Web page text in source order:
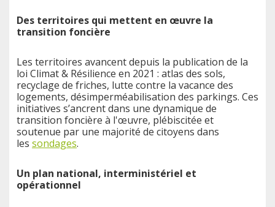
Des territoires qui mettent en œuvre la
transition foncière
Les territoires avancent depuis la publication de la
loi Climat & Résilience en 2021 : atlas des sols,
recyclage de friches, lutte contre la vacance des
logements, désimperméabilisation des parkings. Ces
initiatives s’ancrent dans une dynamique de
transition foncière à l'œuvre, plébiscitée et
soutenue par une majorité de citoyens dans
les sondages.
Un plan national, interministériel et
opérationnel